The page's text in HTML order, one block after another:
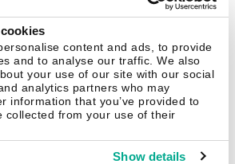
content and ads, to provide
and to analyse our traffic. We also
your use of our site with our social
analytics partners who may
information that you’ve provided to
collected from your use of their
Show details
für B2B-Vertriebspartner
Blog
Weitere Informationen
Blog Enzyklopädie